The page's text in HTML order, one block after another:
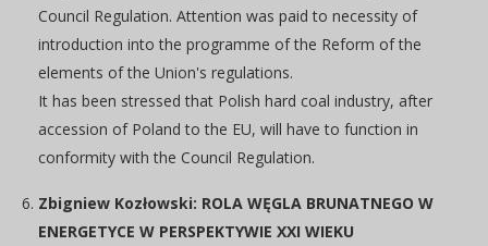
Council Regulation. Attention was paid to necessity of
introduction into the programme of the Reform of the
elements of the Union's regulations.
It has been stressed that Polish hard coal industry, after
accession of Poland to the EU, will have to function in
conformity with the Council Regulation.
Zbigniew Kozłowski: ROLA WĘGLA BRUNATNEGO W
ENERGETYCE W PERSPEKTYWIE XXI WIEKU